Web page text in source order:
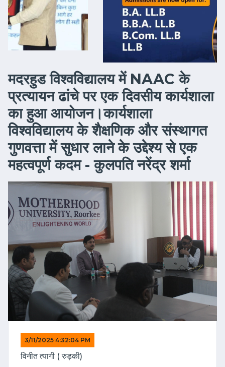
मदरहुड विश्वविद्यालय में NAAC के
प्रत्यायन ढांचे पर एक दिवसीय कार्यशाला
का हुआ आयोजन।कार्यशाला
विश्वविद्यालय के शैक्षणिक और संस्थागत
गुणवत्ता में सुधार लाने के उद्देश्य से एक
महत्वपूर्ण कदम - कुलपति नरेंद्र शर्मा
3/11/2025 4:32:04 PM
विनीत त्यागी ( रुड़की)